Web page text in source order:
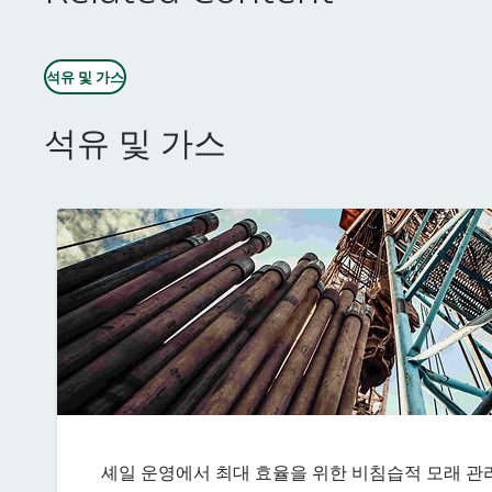
석유 및 가스
석유 및 가스
셰일 운영에서 최대 효율을 위한 비침습적 모래 관